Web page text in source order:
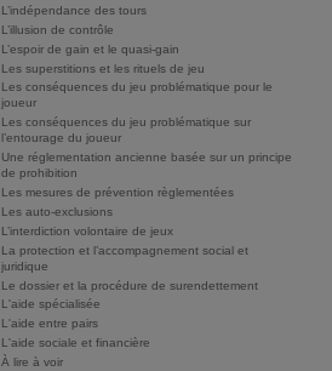
L’indépendance des tours
L’illusion de contrôle
L’espoir de gain et le quasi-gain
Les superstitions et les rituels de jeu
Les conséquences du jeu problématique pour le
joueur
Les conséquences du jeu problématique sur
l’entourage du joueur
Une réglementation ancienne basée sur un principe
de prohibition
Les mesures de prévention règlementées
Les auto-exclusions
L’interdiction volontaire de jeux
La protection et l’accompagnement social et
juridique
Le dossier et la procédure de surendettement
L'aide spécialisée
L'aide entre pairs
L'aide sociale et financière
À lire à voir